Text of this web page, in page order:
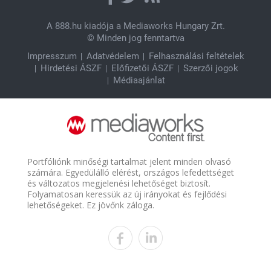
A 888.hukiadója a Mediaworks Hungary Zrt.
© Minden jog fenntartva
Impresszum
Adatvédelem
Felhasználási feltételek
Hirdetési ÁSZF
Előfizetői ÁSZF
Szerzői jogok
Médiaajánlat
Portfóliónk minőségi tartalmat jelent minden olvasó
számára. Egyedülálló elérést, országos lefedettséget
és változatos megjelenési lehetőséget biztosít.
Folyamatosan keressük az új irányokat és fejlődési
lehetőségeket. Ez jövőnk záloga.